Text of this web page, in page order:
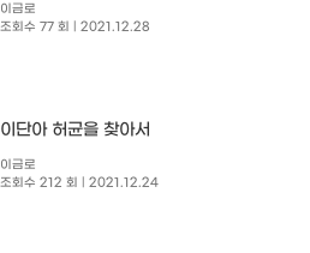
이금로
조회수 77 회
| 2021.12.28
이단아 허균을 찾아서
이금로
조회수 212 회
| 2021.12.24